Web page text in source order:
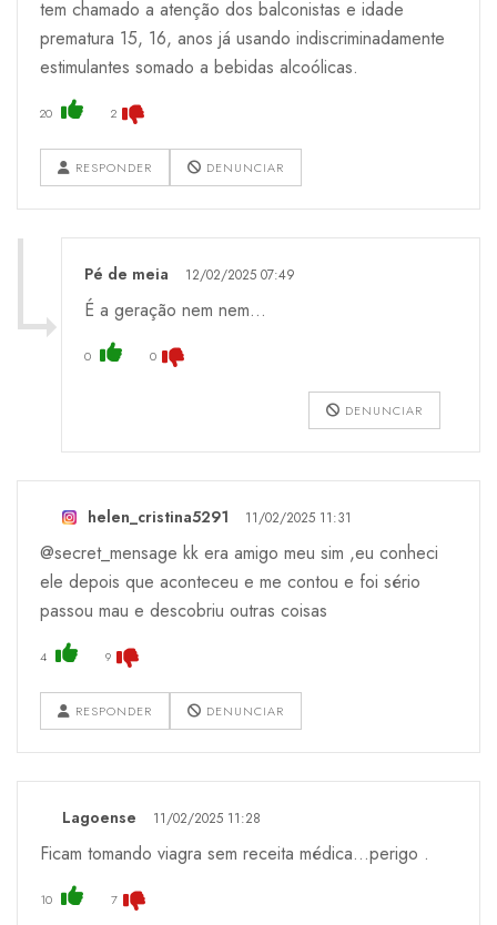
tem chamado a atenção dos balconistas e idade
prematura 15, 16, anos já usando indiscriminadamente
estimulantes somado a bebidas alcoólicas.
20 2
RESPONDER DENUNCIAR
Pé de meia 12/02/2025 07:49
É a geração nem nem...
0 0
DENUNCIAR
helen_cristina5291 11/02/2025 11:31
@secret_mensage kk era amigo meu sim ,eu conheci
ele depois que aconteceu e me contou e foi sério
passou mau e descobriu outras coisas
4 9
RESPONDER DENUNCIAR
Lagoense 11/02/2025 11:28
Ficam tomando viagra sem receita médica...perigo .
10 7